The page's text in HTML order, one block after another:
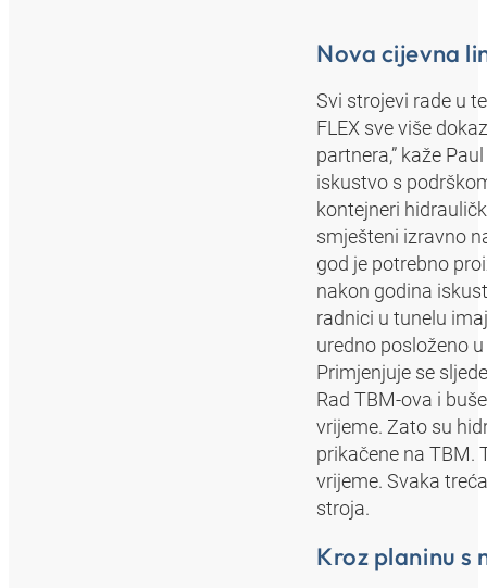
Nova cijevna
Svi strojevi rade u
FLEX sve više
partnera,” kaže
iskustvo s
kontejneri
smješteni izravno
god je potrebno
nakon godina
radnici u tunelu
uredno posloženo
Primjenjuje se
Rad TBM-ova i
vrijeme. Zato su
prikačene na TBM.
vrijeme. Svaka
stroja.
Kroz planinu s